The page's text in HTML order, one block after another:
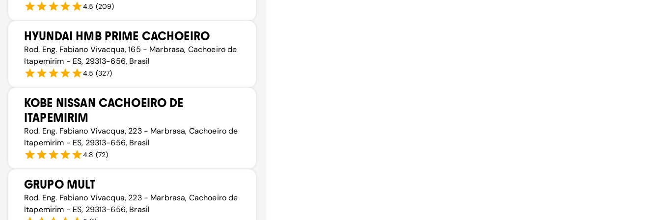
4.5 (209)
HYUNDAI HMB PRIME CACHOEIRO
Rod. Eng. Fabiano Vivacqua, 165 - Marbrasa, Cachoeiro de
Itapemirim - ES, 29313-656, Brasil
4.5 (327)
KOBE NISSAN CACHOEIRO DE
ITAPEMIRIM
Rod. Eng. Fabiano Vivacqua, 223 - Marbrasa, Cachoeiro de
Itapemirim - ES, 29313-656, Brasil
4.8 (72)
GRUPO MULT
Rod. Eng. Fabiano Vivacqua, 223 - Marbrasa, Cachoeiro de
Itapemirim - ES, 29313-656, Brasil